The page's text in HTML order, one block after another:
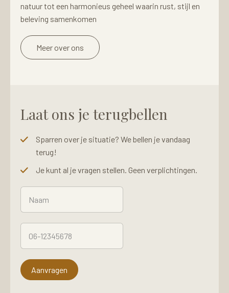
natuur tot een harmonieus geheel waarin rust, stijl en
beleving samenkomen
Meer over ons
Laat ons je terugbellen
Sparren over je situatie? We bellen je vandaag
terug!
Je kunt al je vragen stellen. Geen verplichtingen.
T
l
e
n
n
N
a
m
T
l
f
o
Aanvragen